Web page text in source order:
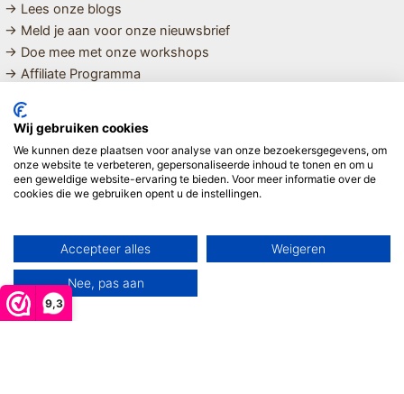
9,3
→ Lees onze blogs
→ Meld je aan voor onze nieuwsbrief
→ Doe mee met onze workshops
→ Affiliate Programma
MET LIEFDE SAMENGESTELDE
BIOLOGISCHE EN DUURZAME PRODUCTEN VOOR HET HELE
GEZIN
Wij gebruiken cookies
We kunnen deze plaatsen voor analyse van onze bezoekersgegevens, om
onze website te verbeteren, gepersonaliseerde inhoud te tonen en om u
een geweldige website-ervaring te bieden. Voor meer informatie over de
cookies die we gebruiken opent u de instellingen.
Accepteer alles Weigeren
Nee, pas aan